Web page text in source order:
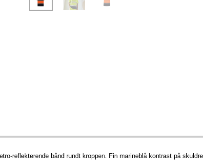
reflekterende bånd rundt kroppen. Fin marineblå kontrast på